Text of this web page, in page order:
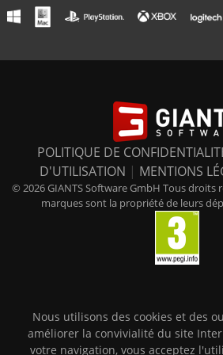
POLITIQUE DE
D'UTILISATION | MENTIONS
© 2026 GIANTS Software GmbH Tous droits
marques sont la propriété de leurs
Nous utilisons des cookies et des
améliorer la convivialité du site
votre navigation, vous acceptez